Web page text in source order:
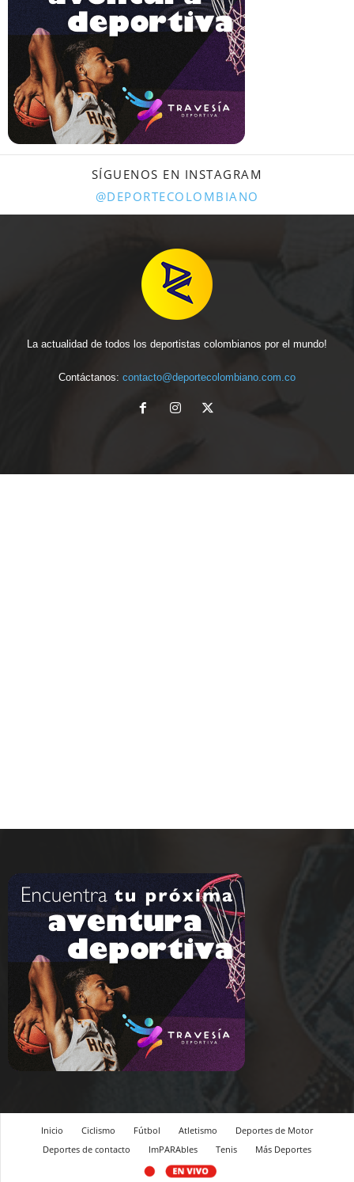
SÍGUENOS EN INSTAGRAM
@DEPORTECOLOMBIANO
La actualidad de todos los deportistas colombianos por el mundo!
Contáctanos: contacto@deportecolombiano.com.co
Inicio Ciclismo Fútbol Atletismo
Deportes de Motor
Deportes de contacto
ImPARAbles Tenis Más Deportes